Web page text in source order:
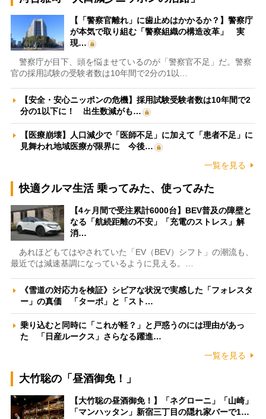
【「警察官離れ」に歯止めはかかるか？】警察庁
が本気で取り組む「警察組織の構造改革」 実
現…
警察庁が目下、頭を悩ませているのが「警察官不足」だ。警察
官の採用試験の受験者数は10年間で2分の1以…
【安全・安心ニッポンの危機】採用試験受験者数は10年間で2
分の1以下に！ 出生数減がも…
【医療崩壊】人口減少で「医師不足」に加えて「患者不足」に
見舞われ地域医療が限界に 今後…
一覧を見る
快適クルマ生活 乗ってみた、使ってみた
【4ヶ月間で受注累計6000台】BEV普及の障壁と
なる「航続距離の不安」「充電のストレス」解
消…
あれほどもてはやされていた「EV（BEV）シフト」の潮流も、
最近では減速基調になっているように見える。…
《雪道の対応力を検証》シビアな状況で実感した「フォレスタ
ー」の真価 「ターボ」と「スト…
乗り込むと同時に「これが軽？」と戸惑うのには理由があっ
た 「日産ルークス」さらなる躍進…
一覧を見る
大竹聡の「昼酒御免！」
【大竹聡の昼酒御免！】「ネグローニ」「山崎」
「マンハッタン」新宿三丁目の隠れ家バーで1…